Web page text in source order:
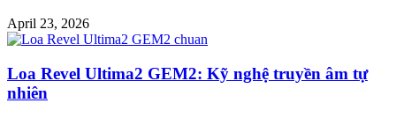
April 23, 2026
Loa Revel Ultima2 GEM2: Kỹ nghệ truyền âm tự
nhiên